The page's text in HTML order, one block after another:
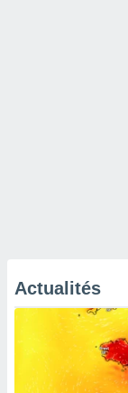
Actualités